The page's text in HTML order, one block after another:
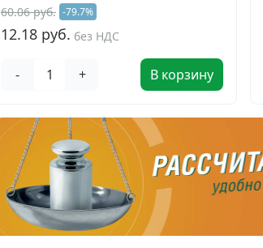
60.06 руб. -79.7%
12.18 руб. без НДС
- + В корзину